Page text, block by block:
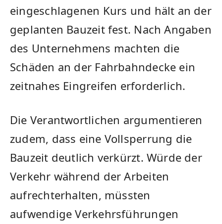
eingeschlagenen Kurs und hält an der
geplanten Bauzeit fest. Nach Angaben
des Unternehmens machten die
Schäden an der Fahrbahndecke ein
zeitnahes Eingreifen erforderlich.
Die Verantwortlichen argumentieren
zudem, dass eine Vollsperrung die
Bauzeit deutlich verkürzt. Würde der
Verkehr während der Arbeiten
aufrechterhalten, müssten
aufwendige Verkehrsführungen